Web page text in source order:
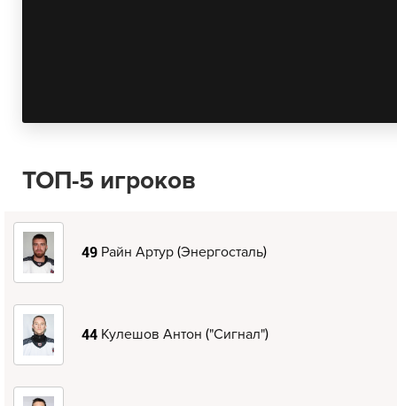
ТОП-5 игроков
49 Райн Артур (Энергосталь)
44 Кулешов Антон ("Сигнал")